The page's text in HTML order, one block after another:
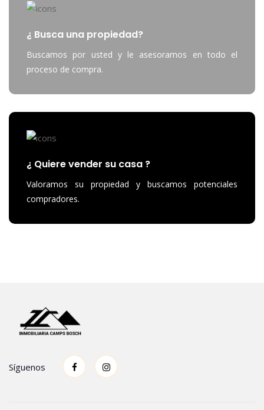
¿ Busca una propiedad?
Buscamos por usted y le asesoramos en todo el
proceso de compra.
¿ Quiere vender su casa ?
Valoramos su propiedad y buscamos potenciales
compradores.
Síguenos